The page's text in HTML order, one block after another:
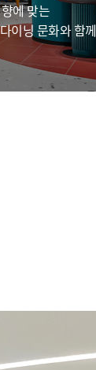
에 맞는
이닝 문화와 함께